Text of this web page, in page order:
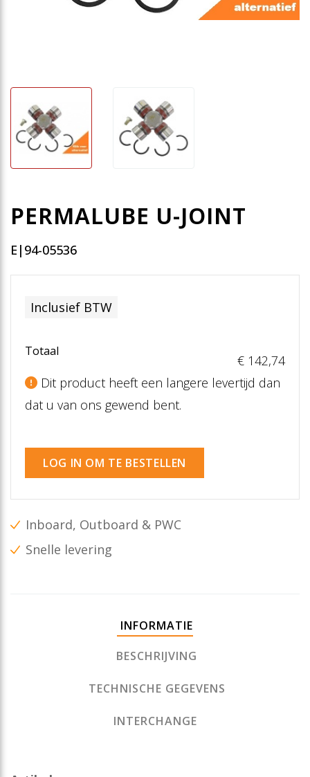
PERMALUBE U-JOINT
E|94-05536
Inclusief BTW
Totaal
€ 142,74
Dit product heeft een langere levertijd dan
dat u van ons gewend bent.
LOG IN OM TE BESTELLEN
Inboard, Outboard & PWC
Snelle levering
INFORMATIE
BESCHRIJVING
TECHNISCHE GEGEVENS
INTERCHANGE